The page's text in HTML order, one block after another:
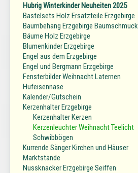
Hubrig Winterkinder Neuheiten 2025
Bastelsets Holz Ersatzteile Erzgebirge
Baumbehang Erzgebirge Baumschmuck
Bäume Holz Erzgebirge
Blumenkinder Erzgebirge
Engel aus dem Erzgebirge
Engel und Bergmann Erzgebirge
Fensterbilder Weihnacht Laternen
Hufeisennase
Kalender/Gutschein
Kerzenhalter Erzgebirge
Kerzenhalter Kerzen
Kerzenleuchter Weihnacht Teelicht
Schwibbögen
Kurrende Sänger Kirchen und Häuser
Marktstände
Nussknacker Erzgebirge Seiffen